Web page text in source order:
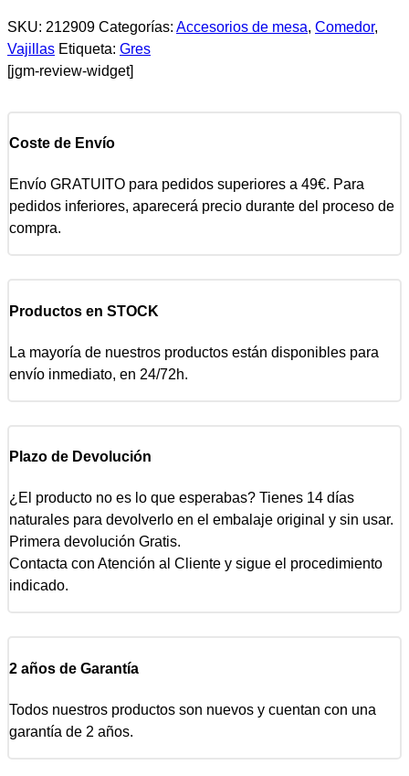
SKU: 212909 Categorías: Accesorios de mesa, Comedor,
Vajillas Etiqueta: Gres
[jgm-review-widget]
Coste de Envío
Envío GRATUITO para pedidos superiores a 49€. Para
pedidos inferiores, aparecerá precio durante del proceso de
compra.
Productos en STOCK
La mayoría de nuestros productos están disponibles para
envío inmediato, en 24/72h.
Plazo de Devolución
¿El producto no es lo que esperabas? Tienes 14 días
naturales para devolverlo en el embalaje original y sin usar.
Primera devolución Gratis.
Contacta con Atención al Cliente y sigue el procedimiento
indicado.
2 años de Garantía
Todos nuestros productos son nuevos y cuentan con una
garantía de 2 años.